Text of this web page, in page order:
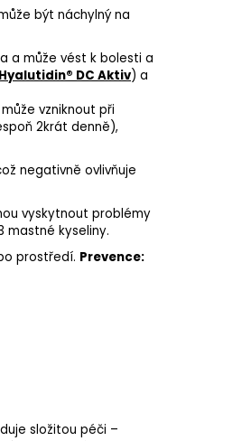
být náchylný na
a může vést k bolesti a
Hyalutidin® DC Aktiv) a
vzniknout při
2krát denně),
negativně ovlivňuje
vyskytnout problémy
kyseliny.
prostředí. Prevence:
složitou péči –